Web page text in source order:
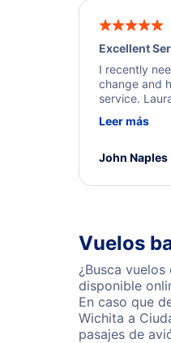
Excellent
I recently
change and
service.
a solution
Leer más
John Naples
Vuelos
¿Busca
disponible
En caso que
Wichita a
pasajes de